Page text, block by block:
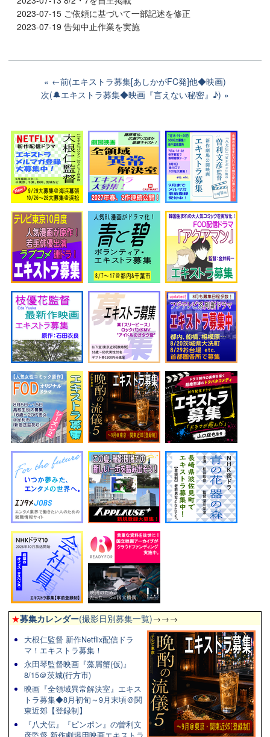
2023-07-15 ご依頼に基づいて一部記述を修正
2023-07-19 告知中止作業を実施
←前(エキストラ募集[あしかがFC発]他◆映画)
次(🔔エキストラ募集◆映画『言えない秘密』♪)
★募集カレンダー(撮影日別募集一覧)→→→
大根仁監督 新作Netflix配信ドラ
マ！エキストラ募集！
永田琴監督映画『藻屑蟹(仮)』
8/15＠茨城(行方市)
映画『全領域異常解決室』エキス
トラ募集◆8月初旬～9月末頃＠関
東近郊【登録制】
『八犬伝』『ピンポン』の曽利文